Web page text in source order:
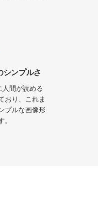
シンプルさ
間が読める
おり、これま
プルな画像形